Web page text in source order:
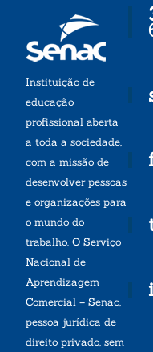
Instituição de
educação
profissional aberta
a toda a sociedade,
com a missão de
desenvolver pessoas
e organizações para
o mundo do
trabalho. O Serviço
Nacional de
Aprendizagem
Comercial – Senac,
pessoa jurídica de
direito privado, sem